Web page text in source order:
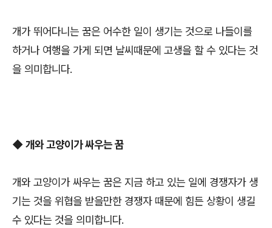
개가 뛰어다니는 꿈은 어수한 일이 생기는 것으로 나들이를
하거나 여행을 가게 되면 날씨때문에 고생을 할 수 있다는 것
을 의미합니다.
◆개와 고양이가 싸우는 꿈
개와 고양이가 싸우는 꿈은 지금 하고 있는 일에 경쟁자가 생
기는 것을 위협을 받을만한 경쟁자 때문에 힘든 상황이 생길
수 있다는 것을 의미합니다.